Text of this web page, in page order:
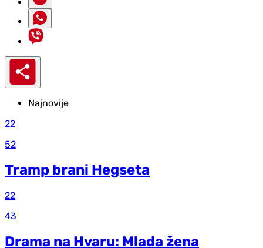
Najnovije
22
52
Tramp brani Hegseta
22
43
Drama na Hvaru: Mlada žena